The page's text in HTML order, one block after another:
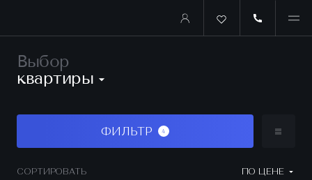
Выбор
квартиры
СОРТИРОВАТЬ ПО ЦЕНЕ
ФИЛЬТР 4